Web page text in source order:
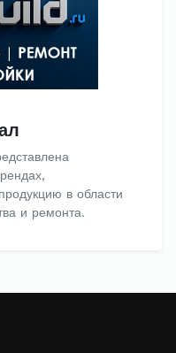
в области
и ремонта.